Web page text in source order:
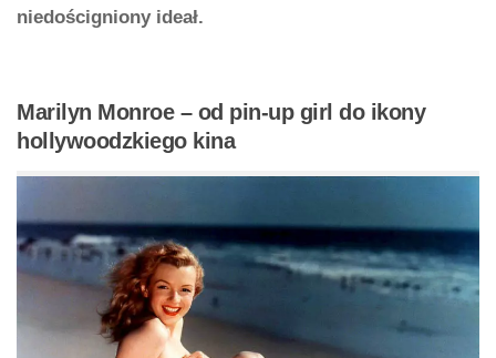
niedościgniony ideał.
Marilyn Monroe – od pin-up girl do ikony
hollywoodzkiego kina